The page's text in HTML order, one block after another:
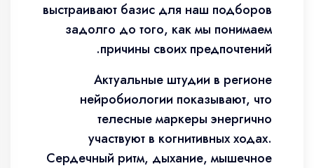
выстраивают базис для наш подборов
задолго до того, как мы понимаем
причины своих предпочтений.
Актуальные штудии в регионе
нейробиологии показывают, что
телесные маркеры энергично
участвуют в когнитивных ходах.
Сердечный ритм, дыхание, мышечное